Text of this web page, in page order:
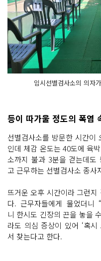
임시선별검사소의 의자
등이 따가울 정도의 폭염
선별검사소를 방문한 시간이
인데 체감 온도는 40도에 육
소까지 불과 3분을 걷는데도
고 근무하는 선별검사소 종사
뜨거운 오후 시간이라 그런
다. 근무자들에게 물었더니
니 한시도 긴장의 끈을 놓을
라도 의심 증상이 있어 ‘혹
서 찾는다고 한다.